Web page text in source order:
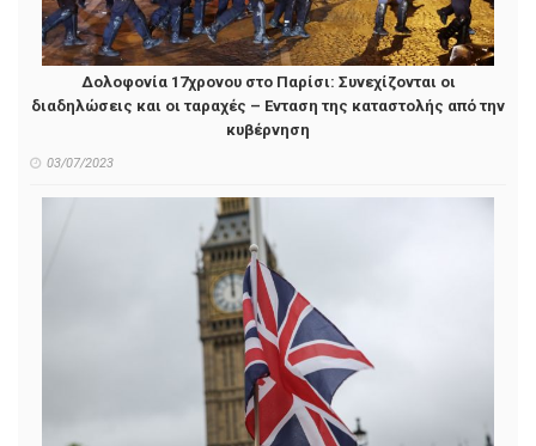
Δολοφονία 17χρονου στο Παρίσι: Συνεχίζονται οι
διαδηλώσεις και οι ταραχές – Ενταση της καταστολής από την
κυβέρνηση
03/07/2023